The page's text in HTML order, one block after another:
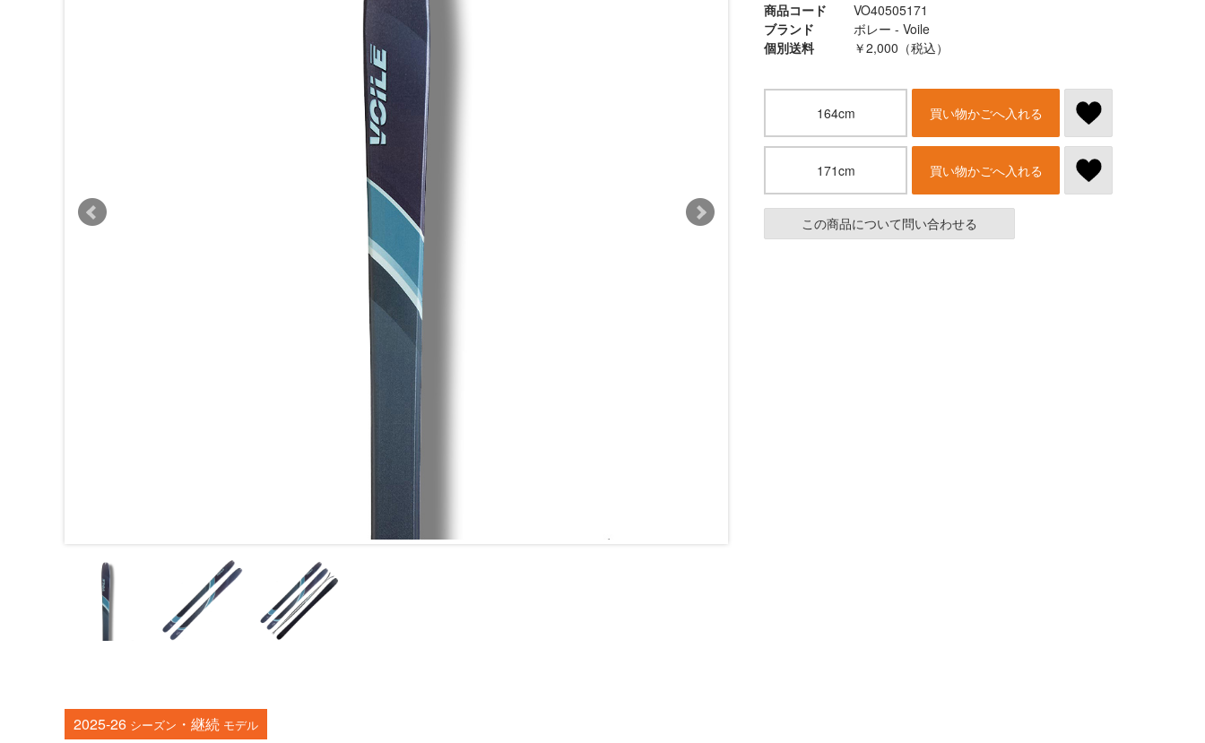
2025-26 シーズン ・継続 モデル
商品コード
VO40505171
ブランド
ボレー - Voile
個別送料
￥2,000（税込）
164cm 買い物かごへ入れる
171cm 買い物かごへ入れる
この商品について問い合わせる